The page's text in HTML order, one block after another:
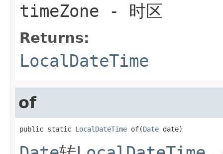
timeZone - 时区
Returns:
LocalDateTime
of
public static LocalDateTime of(Date date)